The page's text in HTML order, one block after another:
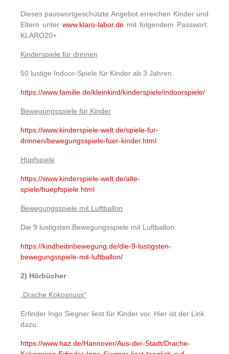
Dieses passwortgeschützte Angebot erreichen Kinder und
Eltern unter www.klaro-labor.de mit folgendem Passwort:
KLARO20+
Kinderspiele für drinnen
50 lustige Indoor-Spiele für Kinder ab 3 Jahren.
https://www.familie.de/kleinkind/kinderspiele/indoorspiele/
Bewegungsspiele für Kinder
https://www.kinderspiele-welt.de/spiele-fur-
drinnen/bewegungsspiele-fuer-kinder.html
Hüpfspiele
https://www.kinderspiele-welt.de/alte-
spiele/huepfspiele.html
Bewegungsspiele mit Luftballon
Die 9 lustigsten Bewegungsspiele mit Luftballon:
https://kindheitinbewegung.de/die-9-lustigsten-
bewegungsspiele-mit-luftballon/
2) Hörbücher
„Drache Kokosnuss“
Erfinder Ingo Siegner liest für Kinder vor. Hier ist der Link
dazu:
https://www.haz.de/Hannover/Aus-der-Stadt/Drache-